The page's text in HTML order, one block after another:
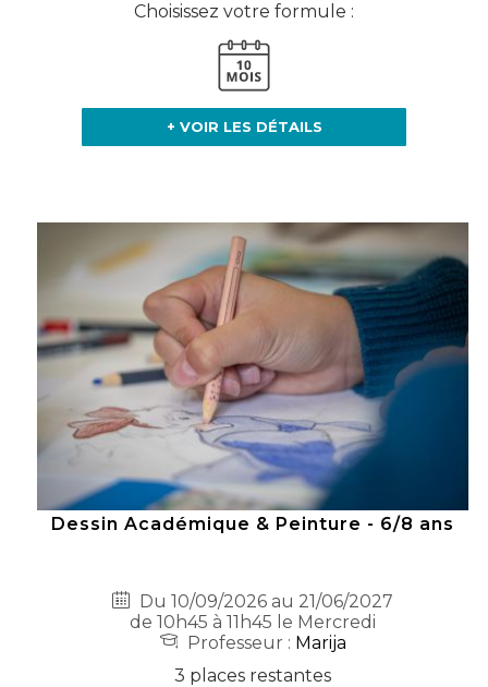
Choisissez votre formule :
+ VOIR LES DÉTAILS
Dessin Académique & Peinture - 6/8 ans
Du 10/09/2026 au 21/06/2027
de 10h45 à 11h45 le Mercredi
Professeur : Marija
3 places restantes